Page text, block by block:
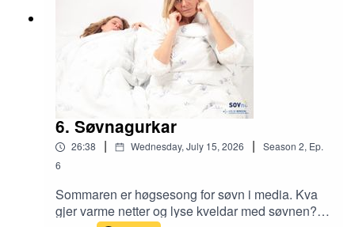
6. Søvnagurkar
26:38 | Wednesday, July 15, 2026 | Season 2, Ep.
6
Sommaren er høgsesong for søvn i media. Kva
gjer varme netter og lyse kveldar med søvnen?